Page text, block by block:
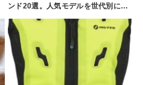
ンド20選。人気モデルを世代別に…